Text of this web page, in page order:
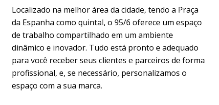
Localizado na melhor área da cidade, tendo a Praça
da Espanha como quintal, o 95/6 oferece um espaço
de trabalho compartilhado em um ambiente
dinâmico e inovador. Tudo está pronto e adequado
para você receber seus clientes e parceiros de forma
profissional, e, se necessário, personalizamos o
espaço com a sua marca.